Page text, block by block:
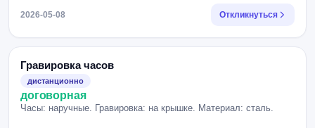
2026-05-08 Откликнуться
Гравировка часов
дистанционно
договорная
Часы: наручные. Гравировка: на крышке. Материал: сталь.